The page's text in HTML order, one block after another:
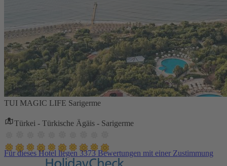
TUI MAGIC LIFE Sarigerme
Türkei - Türkische Ägäis - Sarigerme
Für dieses Hotel liegen 3373 Bewertungen mit einer Zustimmung